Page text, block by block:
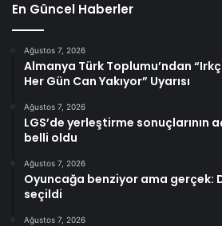
En Güncel Haberler
Ağustos 7, 2026
Almanya Türk Toplumu’ndan
Her Gün Can Yakıyor” Uyarısı
Ağustos 7, 2026
LGS’de yerleştirme sonuçlarının
belli oldu
Ağustos 7, 2026
Oyuncağa benziyor ama gerçek:
seçildi
Ağustos 7, 2026